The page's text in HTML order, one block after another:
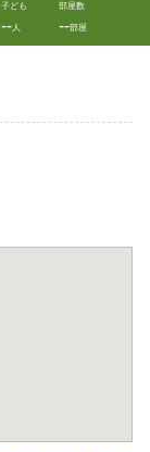
子ども
--人
部屋数
--部屋